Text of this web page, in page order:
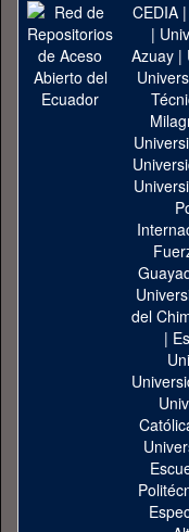
CEDIA|
|
Azuay|
del
|